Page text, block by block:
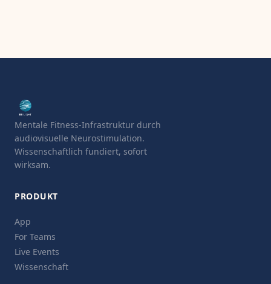
Mentale Fitness-Infrastruktur durch
audiovisuelle Neurostimulation.
Wissenschaftlich fundiert, sofort
wirksam.
PRODUKT
App
For Teams
Live Events
Wissenschaft